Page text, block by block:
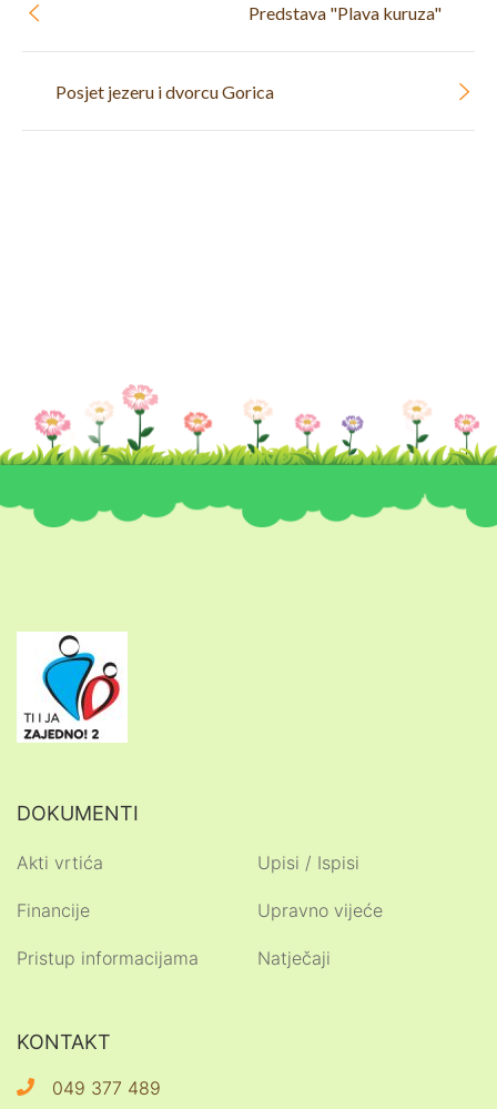
Posjet jezeru i dvorcu Gorica
Predstava "Plava kuruza"
DOKUMENTI
Akti vrtića
Financije
Pristup informacijama
Upisi / Ispisi
Upravno vijeće
Natječaji
KONTAKT
049 377 489